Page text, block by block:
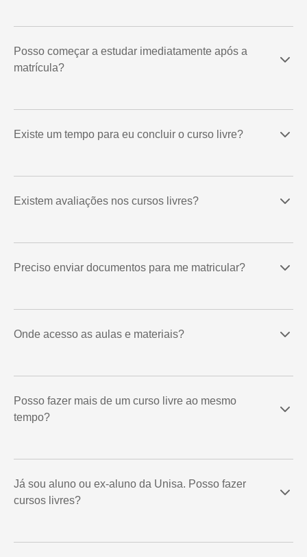
Posso começar a estudar imediatamente após a
matrícula?
Existe um tempo para eu concluir o curso livre?
Existem avaliações nos cursos livres?
Preciso enviar documentos para me matricular?
Onde acesso as aulas e materiais?
Posso fazer mais de um curso livre ao mesmo
tempo?
Já sou aluno ou ex-aluno da Unisa. Posso fazer
cursos livres?